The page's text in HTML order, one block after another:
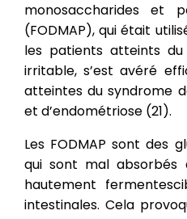
monosaccharides et
(FODMAP), qui était
les patients atteints du
irritable, s’est avéré
atteintes du syndrome
et d’endométriose (21).
Les FODMAP sont des
qui sont mal absorbés
hautement
intestinales. Cela